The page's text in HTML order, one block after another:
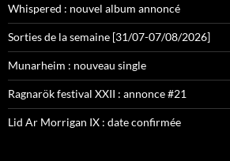
Whispered : nouvel album annoncé
Sorties de la semaine [31/07-07/08/2026]
Munarheim : nouveau single
Ragnarök festival XXII : annonce #21
Lid Ar Morrigan IX : date confirmée